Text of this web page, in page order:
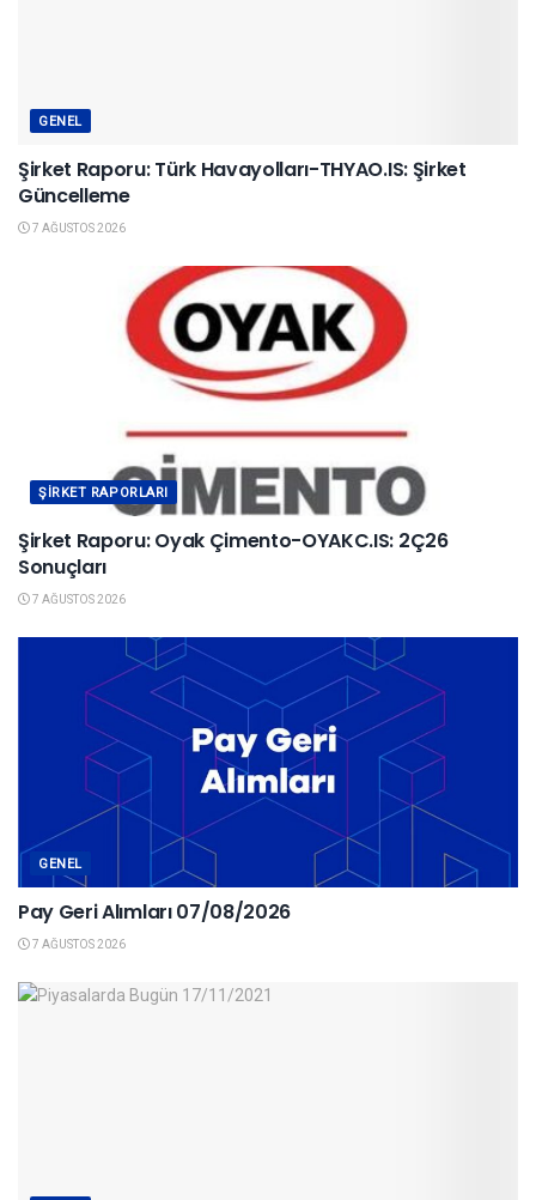
GENEL
Şirket Raporu: Türk Havayolları-THYAO.IS: Şirket
Güncelleme
7 AĞUSTOS 2026
ŞIRKET RAPORLARI
Şirket Raporu: Oyak Çimento-OYAKC.IS: 2Ç26
Sonuçları
7 AĞUSTOS 2026
GENEL
Pay Geri Alımları 07/08/2026
7 AĞUSTOS 2026